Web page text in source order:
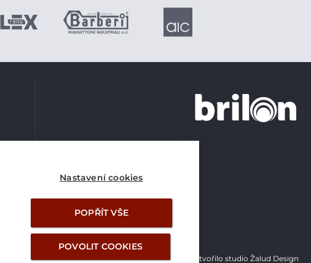
Nastavení cookies
POPŘÍT VŠE
POVOLIT COOKIES
Vytvořilo studio Žalud Design